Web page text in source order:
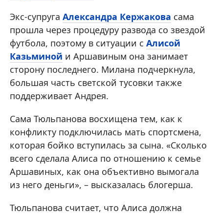
Экс-супруга Александра Кержакова сама
прошла через процедуру развода со звездой
футбола, поэтому в ситуации с Алисой
Казьминой и Аршавиным она занимает
сторону последнего. Милана подчеркнула,
большая часть светской тусовки также
поддерживает Андрея.
Сама Тюльпанова восхищена тем, как к
конфликту подключилась мать спортсмена,
которая бойко вступилась за сына. «Сколько
всего сделала Алиса по отношению к семье
Аршавиных, как она объективно вымогала
из него деньги», – высказалась блогерша.
Тюльпанова считает, что Алиса должна